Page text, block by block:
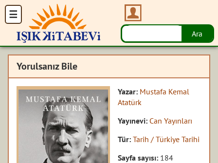
Yorulsanız Bile
Yazar: Mustafa Kemal
Atatürk
Yayınevi: Can Yayınları
Tür:Tarih / Türkiye Tarihi
Sayfa sayısı: 184